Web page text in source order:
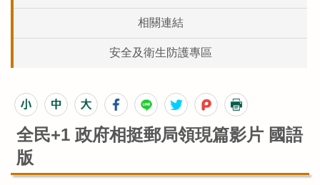
相關連結
安全及衛生防護專區
全民+1 政府相挺郵局領現篇影片 國語
版